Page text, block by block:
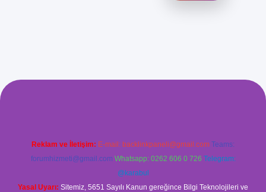
Reklam ve İletişim: E-mail: backlinkpaneli@gmail.com Teams:
forumhizmeti@gmail.com Whatsapp: 0262 606 0 726 Telegram:
@karabul
Yasal Uyarı: Sitemiz, 5651 Sayılı Kanun gereğince Bilgi Teknolojileri ve